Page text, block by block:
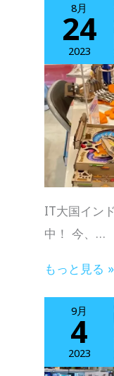
8月
24
2023
IT大国イン
中！ 今、…
もっと見る »
9月
4
2023